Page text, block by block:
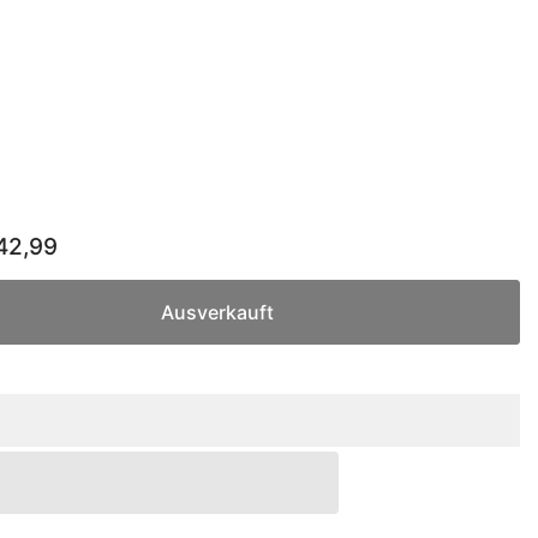
Ausverkauft